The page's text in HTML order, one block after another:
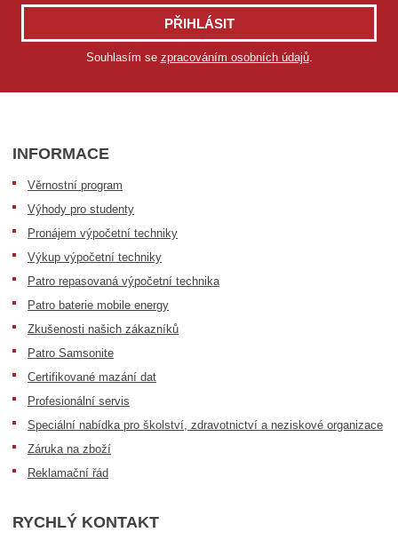
PŘIHLÁSIT
Souhlasím se zpracováním osobních údajů.
INFORMACE
Věrnostní program
Výhody pro studenty
Pronájem výpočetní techniky
Výkup výpočetní techniky
Patro repasovaná výpočetní technika
Patro baterie mobile energy
Zkušenosti našich zákazníků
Patro Samsonite
Certifikované mazání dat
Profesionální servis
Speciální nabídka pro školství, zdravotnictví a neziskové organizace
Záruka na zboží
Reklamační řád
RYCHLÝ KONTAKT